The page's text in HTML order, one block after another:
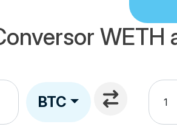
WETH
BTC